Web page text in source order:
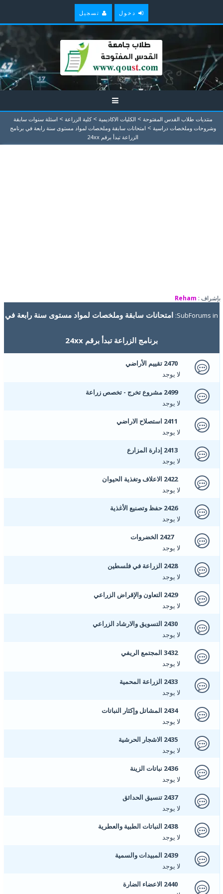
دخول تسجيل
منتديات طلاب القدس المفتوحة > الكليات الاكاديمية > كلية الزراعة > اسئلة سنوات سابقة
وشروحات وملخصات دراسية > امتحانات سابقة وملخصات لمواد مستوى سنة رابعة في برنامج
الزراعة تبدأ برقم 24xx
بإشراف : Reham
SubForums in:امتحانات سابقة وملخصات لمواد مستوى سنة رابعة في
برنامج الزراعة تبدأ برقم 24xx
2470 تقييم الأراضي
لا يوجد
2499 مشروع تخرج - تخصص زراعة
لا يوجد
2411 استصلاح الاراضي
لا يوجد
2413 إدارة المزارع
لا يوجد
2422 الاعلاف وتغذية الحيوان
لا يوجد
2426 حفظ وتصنيع الأغذية
لا يوجد
2427 الخضروات
لا يوجد
2428 الزراعة في فلسطين
لا يوجد
2429 التعاون والإقراض الزراعي
لا يوجد
2430 التسويق والارشاد الزراعي
لا يوجد
3432 المجتمع الريفي
لا يوجد
2433 الزراعة المحمية
لا يوجد
2434 المشاتل وإكثار النباتات
لا يوجد
2435 الاشجار الحرشية
لا يوجد
2436 نباتات الزينة
لا يوجد
2437 تنسيق الحدائق
لا يوجد
2438 النباتات الطبية والعطرية
لا يوجد
2439 المبيدات والسمية
لا يوجد
2440 الاعضاء الضارة